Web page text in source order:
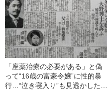
「座薬治療の必要がある」と偽
って“16歳の富豪令嬢”に性的暴
行…“泣き寝入り”も見透かしたエ